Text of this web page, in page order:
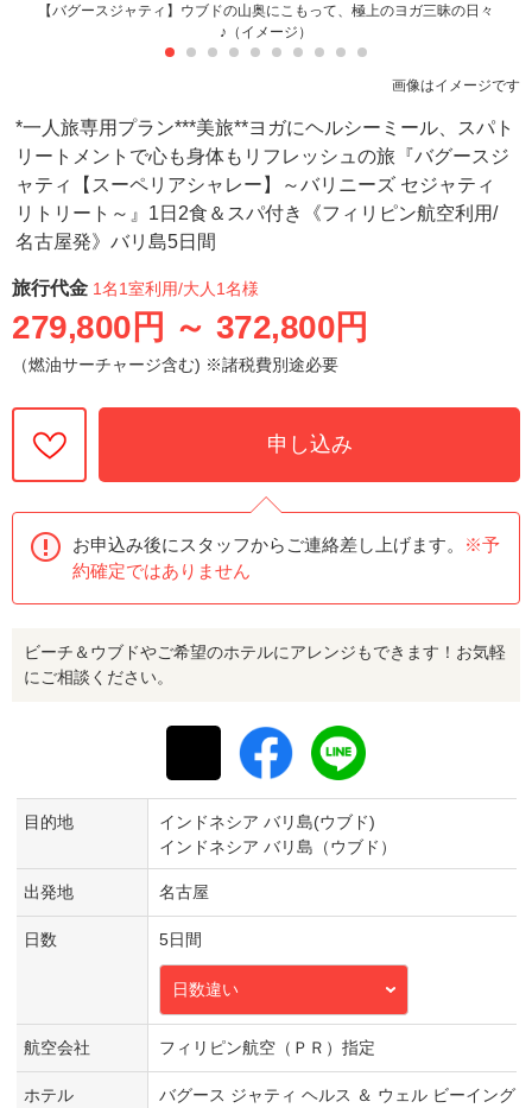
【バグースジャティ】ウブドの山奥にこもって、極上のヨガ三昧の日々
♪（イメージ）
画像はイメージです
*一人旅専用プラン***美旅**ヨガにヘルシーミール、スパト
リートメントで心も身体もリフレッシュの旅『バグースジ
ャティ【スーペリアシャレー】～バリニーズ セジャティ
リトリート～』1日2食＆スパ付き《フィリピン航空利用/
名古屋発》バリ島5日間
旅行代金 1名1室利用/大人1名様
279,800円 ～ 372,800円
（燃油サーチャージ含む) ※諸税費別途必要
申し込み
お申込み後にスタッフからご連絡差し上げます。
※予
約確定ではありません
ビーチ＆ウブドやご希望のホテルにアレンジもできます！お気軽
にご相談ください。
目的地
インドネシア バリ島(ウブド)
インドネシア バリ島（ウブド）
出発地 名古屋
日数 5日間
日数違い
航空会社 フィリピン航空（ＰＲ）指定
ホテル
バグース ジャティ ヘルス ＆ ウェル ビーイング